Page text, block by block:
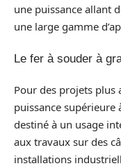
une puissance allant
une large gamme
Le fer à souder à
Pour des projets plus
puissance supérieure
destiné à un usage
aux travaux sur des
installations